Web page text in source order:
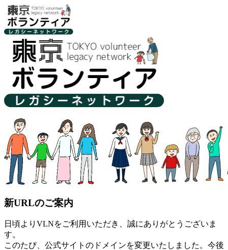
新URLのご案内
日頃よりVLNをご利用いただき、誠にありがとうございま
す。
このたび、公式サイトのドメインを変更いたしました。 今後